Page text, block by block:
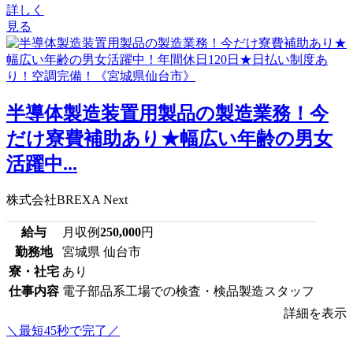
詳しく
見る
半導体製造装置用製品の製造業務！今
だけ寮費補助あり★幅広い年齢の男女
活躍中...
株式会社BREXA Next
給与 月収例250,000円
勤務地
宮城県 仙台市
寮・社宅 あり
仕事内容 電子部品系工場での検査・検品製造スタッフ
詳細を表示
＼最短45秒で完了／